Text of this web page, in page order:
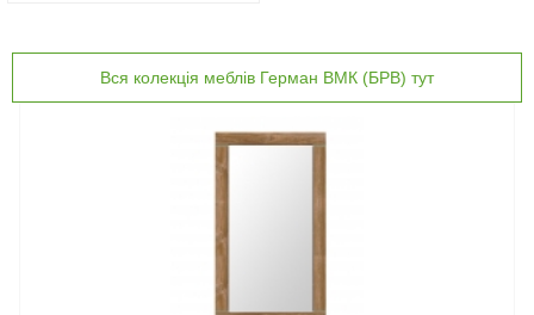
Вся колекція меблів Герман ВМК (БРВ) тут